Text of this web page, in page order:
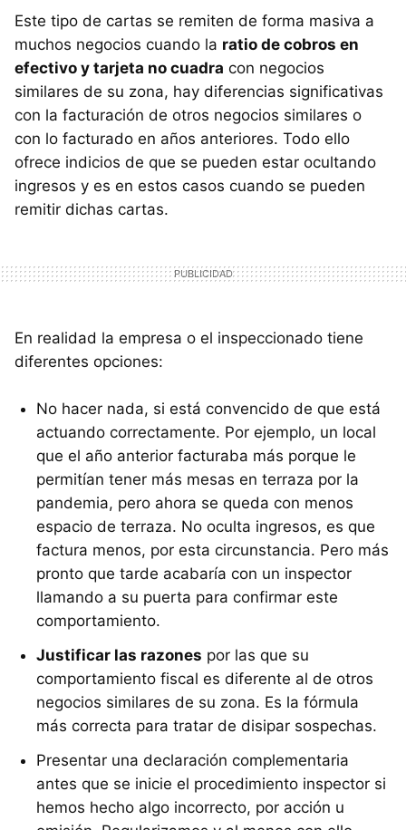
Este tipo de cartas se remiten de forma masiva a
muchos negocios cuando la ratio de cobros en
efectivo y tarjeta no cuadra con negocios
similares de su zona, hay diferencias significativas
con la facturación de otros negocios similares o
con lo facturado en años anteriores. Todo ello
ofrece indicios de que se pueden estar ocultando
ingresos y es en estos casos cuando se pueden
remitir dichas cartas.
En realidad la empresa o el inspeccionado tiene
diferentes opciones:
No hacer nada, si está convencido de que está
actuando correctamente. Por ejemplo, un local
que el año anterior facturaba más porque le
permitían tener más mesas en terraza por la
pandemia, pero ahora se queda con menos
espacio de terraza. No oculta ingresos, es que
factura menos, por esta circunstancia. Pero más
pronto que tarde acabaría con un inspector
llamando a su puerta para confirmar este
comportamiento.
Justificar las razones por las que su
comportamiento fiscal es diferente al de otros
negocios similares de su zona. Es la fórmula
más correcta para tratar de disipar sospechas.
Presentar una declaración complementaria
antes que se inicie el procedimiento inspector si
hemos hecho algo incorrecto, por acción u